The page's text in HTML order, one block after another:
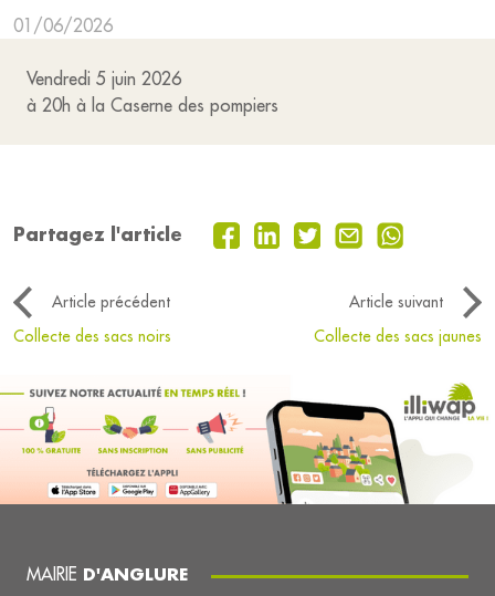
01/06/2026
Vendredi 5 juin 2026
à 20h à la Caserne des pompiers
Partagez l'article
Article précédent
Article suivant
Collecte des sacs noirs
Collecte des sacs jaunes
MAIRIE D'ANGLURE